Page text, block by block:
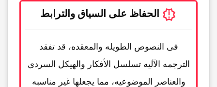
الحفاظ على السیاق والترابط
فی النصوص الطویله والمعقده، قد تفقد
الترجمه الآلیه تسلسل الأفکار والهیکل السردی
والعناصر الموضوعیه، مما یجعلها غیر مناسبه